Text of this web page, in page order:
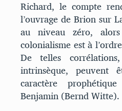
Richard, le compte
l’ouvrage de Brion sur
au niveau zéro,
colonialisme est à
De telles
intrinsèque, peuvent
caractère
Benjamin (Bernd Witte).